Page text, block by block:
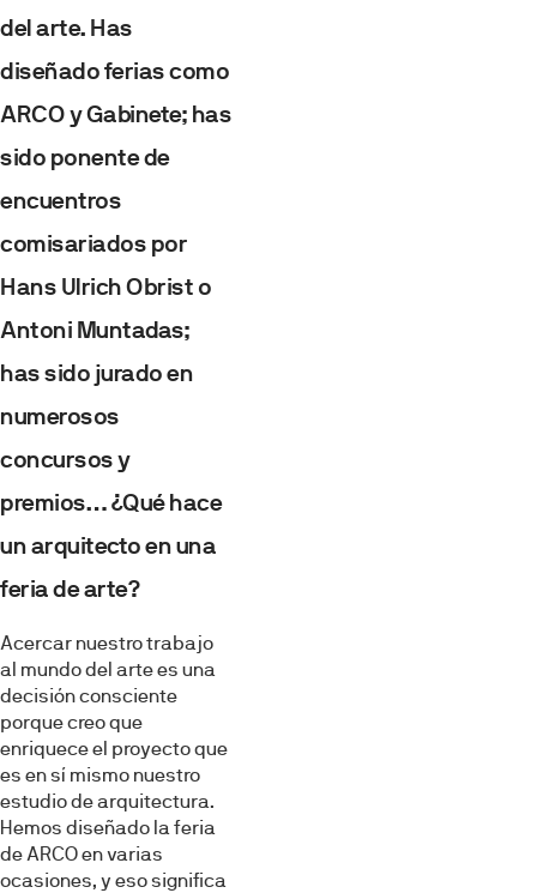
del arte. Has
diseñado ferias como
ARCO y Gabinete; has
sido ponente de
encuentros
comisariados por
Hans Ulrich Obrist o
Antoni Muntadas;
has sido jurado en
numerosos
concursos y
premios… ¿Qué hace
un arquitecto en una
feria de arte?
Acercar nuestro trabajo
al mundo del arte es una
decisión consciente
porque creo que
enriquece el proyecto que
es en sí mismo nuestro
estudio de arquitectura.
Hemos diseñado la feria
de ARCO en varias
ocasiones, y eso significa